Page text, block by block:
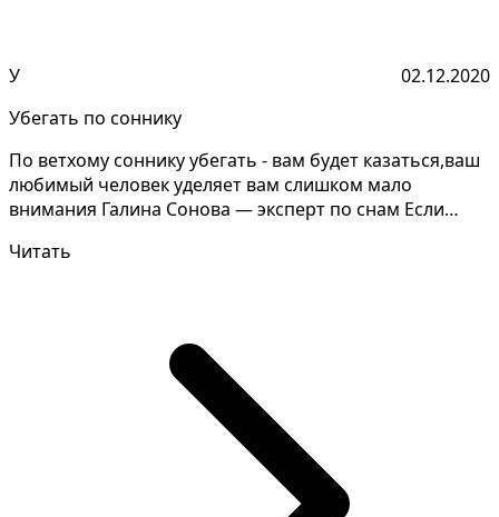
У
02.12.2020
Убегать по соннику
По ветхому соннику убегать - вам будет казаться,ваш
любимый человек уделяет вам слишком мало
внимания Галина Сонова — эксперт по снам Если
Читать